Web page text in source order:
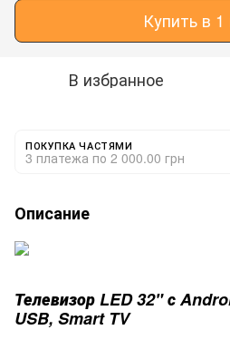
Купить в 1
В избранное
ПОКУПКА ЧАСТЯМИ
3 платежа по 2 000.00 грн
Описание
Телевизор LED 32" с
USB, Smart TV